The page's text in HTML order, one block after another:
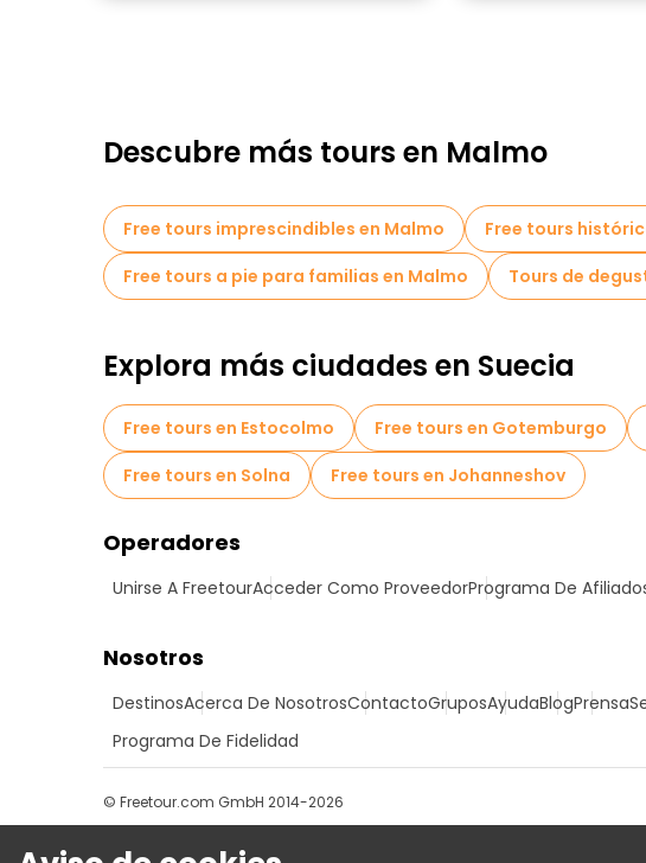
Descubre más tours en Malmo
Free tours imprescindibles en Malmo Free tours
Free tours a pie para familias en Malmo
Tours de
Explora más ciudades en Suecia
Free tours en Estocolmo Free tours en Gotemburgo
Free tours en Solna
Free tours en Johanneshov
Operadores
Unirse A FreetourAcceder Como ProveedorPrograma De
Nosotros
DestinosAcerca De NosotrosContactoGruposAyudaBlogPrensa
Programa De Fidelidad
© Freetour.com GmbH 2014-2026